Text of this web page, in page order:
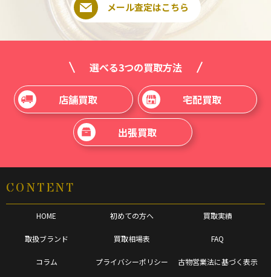
メール査定はこちら
選べる3つの買取方法
店舗買取 宅配買取
出張買取
CONTENT
HOME 初めての方へ 買取実績
取扱ブランド 買取相場表 FAQ
コラム プライバシーポリシー 古物営業法に基づく表示